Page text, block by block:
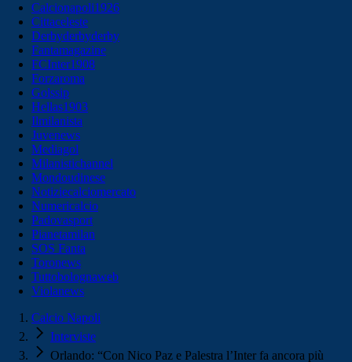
Calcionapoli1926
Cittaceleste
Derbyderbyderby
Fantamagazine
FCInter1908
Forzaroma
Golssip
Hellas1903
Ilmilanista
Juvenews
Mediagol
Milanistichannel
Mondoudinese
Notiziecalciomercato
Numericalcio
Padovasport
Pianetamilan
SOS Fanta
Toronews
Tuttobolognaweb
Violanews
Calcio Napoli
Interviste
Orlando: “Con Nico Paz e Palestra l’Inter fa ancora più